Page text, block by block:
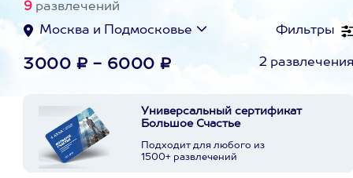
9 развлечений
Фильтры
Москва и Подмосковье
3000 ₽ - 6000 ₽ 2
Универсальный сертификат
Большое Счастье
Подходит для любого из
1500+ развлечений